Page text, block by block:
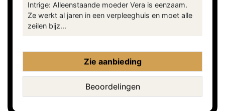
Intrige: Alleenstaande moeder Vera is eenzaam.
Ze werkt al jaren in een verpleeghuis en moet alle
zeilen bijz...
Zie aanbieding
Beoordelingen